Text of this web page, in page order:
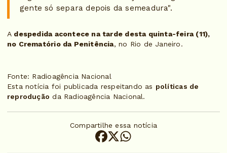
gente só separa depois da semeadura".
A despedida acontece na tarde desta quinta-feira (11),
no Crematório da Penitência, no Rio de Janeiro.
Fonte: Radioagência Nacional
Esta notícia foi publicada respeitando as políticas de
reprodução da Radioagência Nacional.
Compartilhe essa notícia